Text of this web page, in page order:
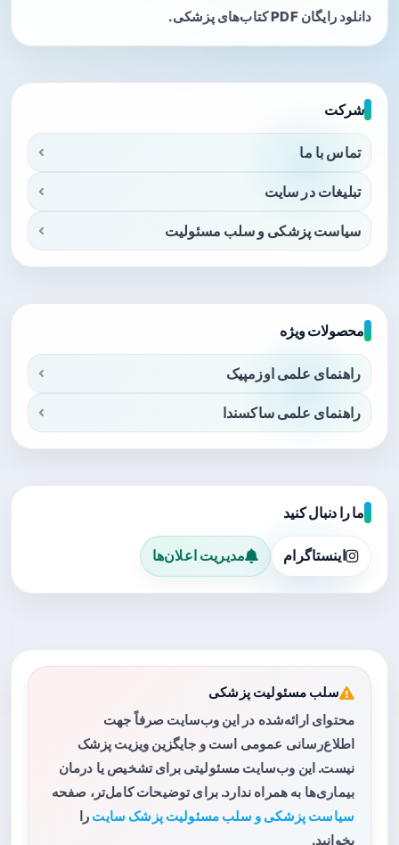
دانلود رایگان PDF کتاب‌های پزشکی.
شرکت
تماس با ما
تبلیغات در سایت
سیاست پزشکی و سلب مسئولیت
محصولات ویژه
راهنمای علمی اوزمپیک
راهنمای علمی ساکسندا
ما را دنبال کنید
اینستاگرام مدیریت اعلان‌ها
سلب مسئولیت پزشکی
محتوای ارائه‌شده در این وب‌سایت صرفاً جهت
اطلاع‌رسانی عمومی است و جایگزین ویزیت پزشک
نیست. این وب‌سایت مسئولیتی برای تشخیص یا درمان
بیماری‌ها به همراه ندارد. برای توضیحات کامل‌تر، صفحه
سیاست پزشکی و سلب مسئولیت پزشک سایت را
بخوانید.